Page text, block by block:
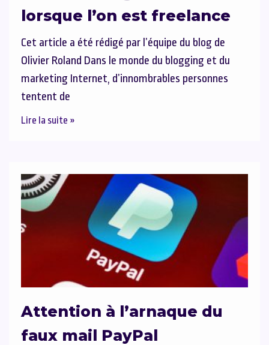
lorsque l’on est freelance
Cet article a été rédigé par l’équipe du blog de
Olivier Roland Dans le monde du blogging et du
marketing Internet, d’innombrables personnes
tentent de
Lire la suite »
Attention à l’arnaque du
faux mail PayPal